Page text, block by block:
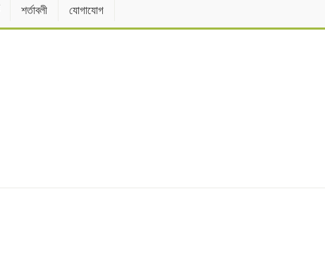
শর্তাবলী যোগাযোগ